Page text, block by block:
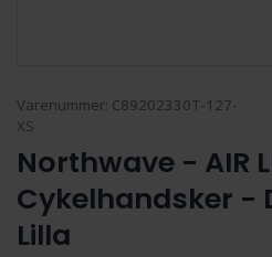
Varenummer: C89202330T-127-
XS
Northwave - AIR
Cykelhandsker -
Lilla